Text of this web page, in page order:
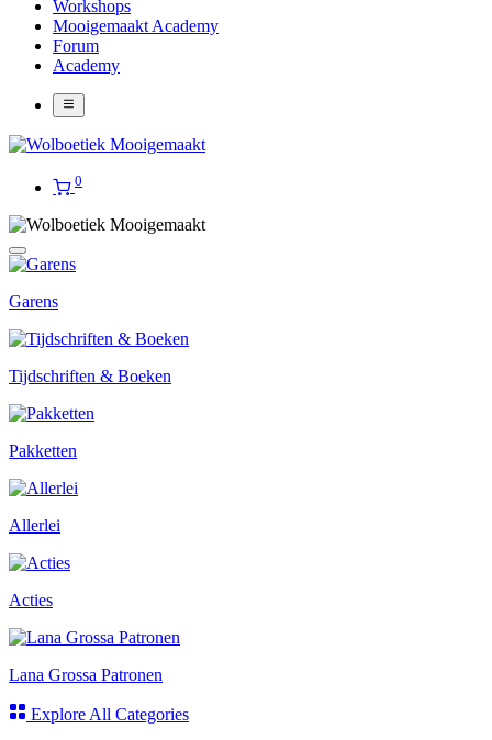
Workshops
Mooigemaakt Academy
Forum
Academy
0
Garens
Tijdschriften & Boeken
Pakketten
Allerlei
Acties
Lana Grossa Patronen
Explore All Categories